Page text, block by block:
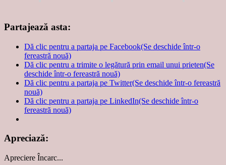
Partajează asta:
Dă clic pentru a partaja pe Facebook(Se deschide într-o
fereastră nouă)
Dă clic pentru a trimite o legătură prin email unui prieten(Se
deschide într-o fereastră nouă)
Dă clic pentru a partaja pe Twitter(Se deschide într-o fereastră
nouă)
Dă clic pentru a partaja pe LinkedIn(Se deschide într-o
fereastră nouă)
Apreciază:
Apreciere Încarc...